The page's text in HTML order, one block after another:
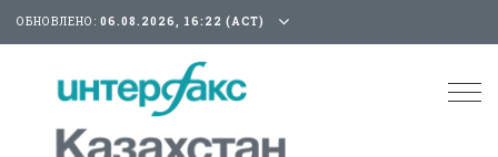
ОБНОВЛЕНО: 06.08.2026, 16:22 (АСТ)